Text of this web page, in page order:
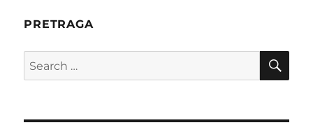
PRETRAGA
Search
for: